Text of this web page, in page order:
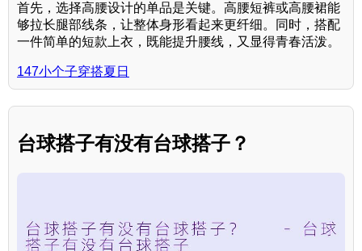
首先，选择高腰设计的单品是关键。高腰短裤或高腰裙能
够拉长腿部线条，让整体身形看起来更纤细。同时，搭配
一件简单的短款上衣，既能提升腰线，又显得青春活泼。
147小个子穿搭夏日
台球搭子有没有台球搭子？